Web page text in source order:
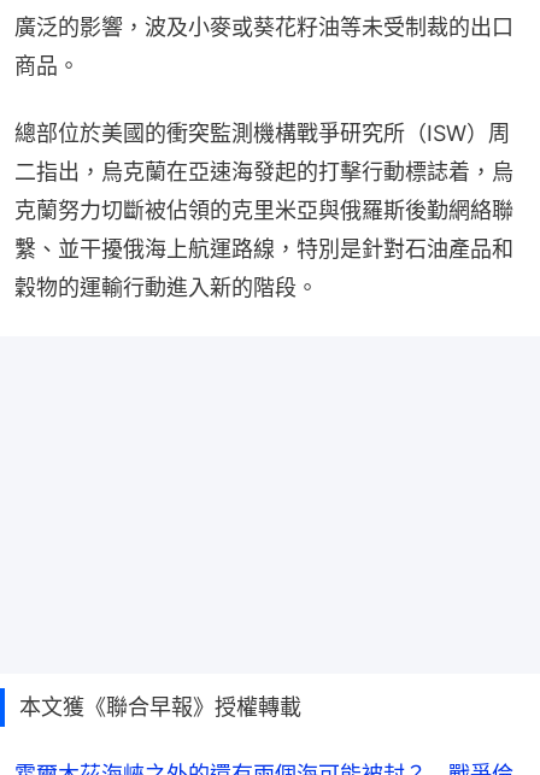
廣泛的影響，波及小麥或葵花籽油等未受制裁的出口
商品。
總部位於美國的衝突監測機構戰爭研究所（ISW）周
二指出，烏克蘭在亞速海發起的打擊行動標誌着，烏
克蘭努力切斷被佔領的克里米亞與俄羅斯後勤網絡聯
繫、並干擾俄海上航運路線，特別是針對石油產品和
穀物的運輸行動進入新的階段。
本文獲《聯合早報》授權轉載